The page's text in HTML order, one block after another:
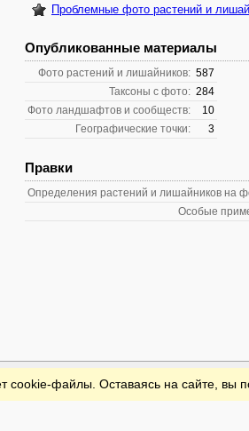
Проблемные фото растений и
Опубликованные материалы
Фото растений и лишайников: 587
Таксоны с фото: 284
Фото ландшафтов и сообществ:
10
Географические точки:
3
Правки
Определения растений и лишайников на
Особые
cookie-файлы. Оставаясь на сайте, вы